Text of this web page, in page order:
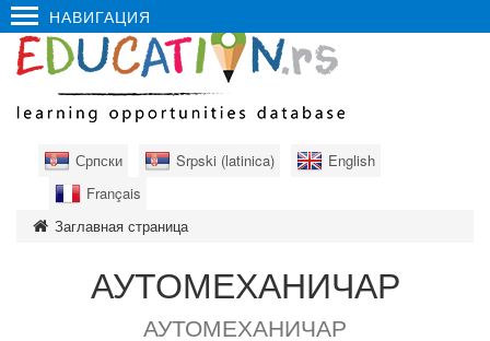
НАВИГАЦИЯ
Српски Srpski (latinica)
English
Français
Заглавная страница
АУТОМЕХАНИЧАР
АУТОМЕХАНИЧАР